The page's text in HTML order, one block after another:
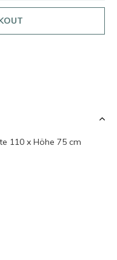
110 x Höhe 75 cm